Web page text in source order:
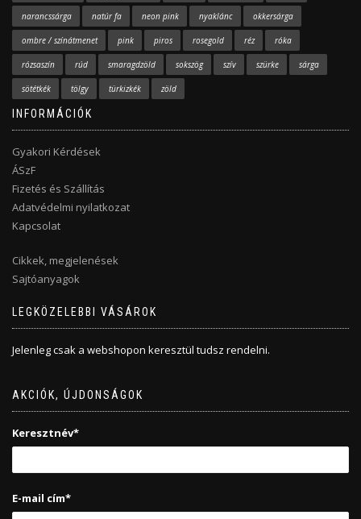
narancssárga natúr fa neon pink nyaklánc okkersárga
ombre / színátmenet pink piros rosegold réz róka
rózsaszín rúd smaragdzöld sokszög szív szürke sárga
sötétkék tölgy türkizkék zöld
INFORMÁCIÓK
Gyakori Kérdések
ÁSzF
Fizetés és Szállítás
Adatvédelmi nyilatkozat
Kapcsolat
Cikkek, megjelenések
Sajtóanyagok
LEGKÖZELEBBI VÁSÁROK
Jelenleg csak a webshopon keresztül tudsz rendelni.
AKCIÓK, ÚJDONSÁGOK
Keresztnév*
E-mail cím*